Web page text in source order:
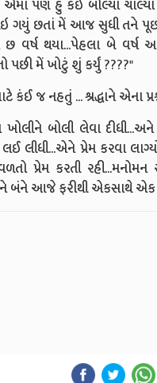
પણ હું કંઈ બોલ્યા ચાલ્યા
ગયું છતાં મેં આજ સુધી તને
વર્ષ થયા...પેહલા બે વર્ષ
પછી મેં ખોટું શું કર્યું ????"
કંઈ જ નહતું ... શ્રદ્ધાને એના
ખોલીને બોલી લેવા
લીધી...એને પ્રેમ કરવા
પ્રેમ કરતી
બંને આજે ફરીથી એકસાથે